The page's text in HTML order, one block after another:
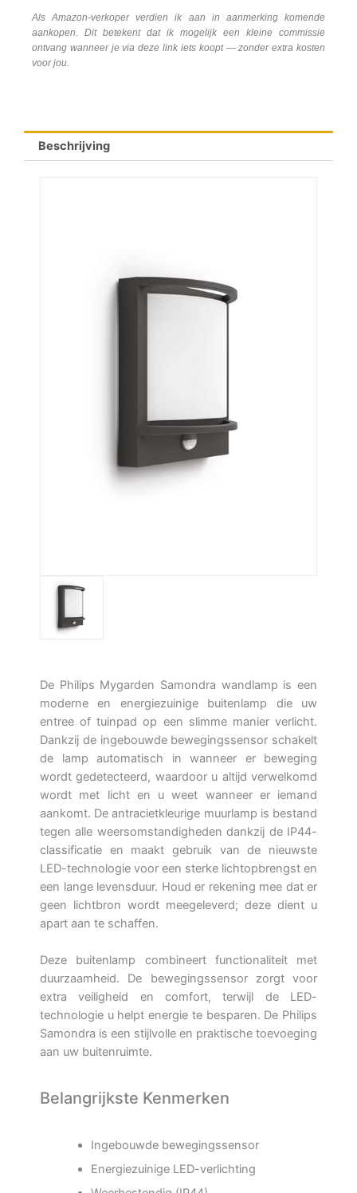
Als Amazon-verkoper verdien ik aan in aanmerking komende
aankopen. Dit betekent dat ik mogelijk een kleine commissie
ontvang wanneer je via deze link iets koopt — zonder extra kosten
voor jou.
Beschrijving
De Philips Mygarden Samondra wandlamp is een
moderne en energiezuinige buitenlamp die uw
entree of tuinpad op een slimme manier verlicht.
Dankzij de ingebouwde bewegingssensor schakelt
de lamp automatisch in wanneer er beweging
wordt gedetecteerd, waardoor u altijd verwelkomd
wordt met licht en u weet wanneer er iemand
aankomt. De antracietkleurige muurlamp is bestand
tegen alle weersomstandigheden dankzij de IP44-
classificatie en maakt gebruik van de nieuwste
LED-technologie voor een sterke lichtopbrengst en
een lange levensduur. Houd er rekening mee dat er
geen lichtbron wordt meegeleverd; deze dient u
apart aan te schaffen.
Deze buitenlamp combineert functionaliteit met
duurzaamheid. De bewegingssensor zorgt voor
extra veiligheid en comfort, terwijl de LED-
technologie u helpt energie te besparen. De Philips
Samondra is een stijlvolle en praktische toevoeging
aan uw buitenruimte.
Belangrijkste Kenmerken
Ingebouwde bewegingssensor
Energiezuinige LED-verlichting